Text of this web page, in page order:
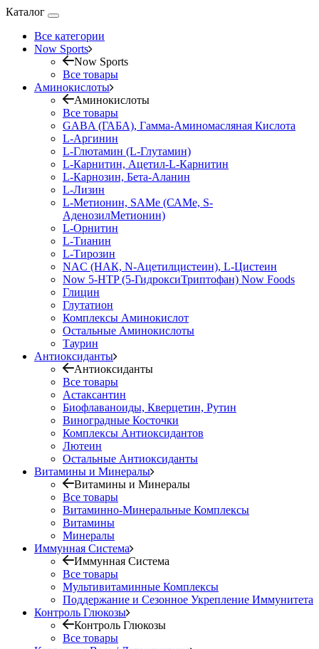
Каталог
Все категории
Now Sports
Now Sports
Все товары
Аминокислоты
Аминокислоты
Все товары
GABA (ГАБА), Гамма-Аминомасляная Кислота
L-Аргинин
L-Глютамин (L-Глутамин)
L-Карнитин, Ацетил-L-Карнитин
L-Карнозин, Бета-Аланин
L-Лизин
L-Метионин, SAMe (САМе, S-
АденозилМетионин)
L-Орнитин
L-Тианин
L-Тирозин
NAC (НАК, N-Ацетилцистеин), L-Цистеин
Now 5-HTP (5-ГидроксиТриптофан) Now Foods
Глицин
Глутатион
Комплексы Аминокислот
Остальные Аминокислоты
Таурин
Антиоксиданты
Антиоксиданты
Все товары
Астаксантин
Биофлаваноиды, Кверцетин, Рутин
Виноградные Косточки
Комплексы Антиоксидантов
Лютеин
Остальные Антиоксиданты
Витамины и Минералы
Витамины и Минералы
Все товары
Витаминно-Минеральные Комплексы
Витамины
Минералы
Иммунная Система
Иммунная Система
Все товары
Мультивитаминные Комплексы
Поддержание и Сезонное Укрепление Иммунитета
Контроль Глюкозы
Контроль Глюкозы
Все товары